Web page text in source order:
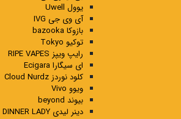
یوول Uwell
آی وی جی IVG
بازوکا bazooka
توکیو Tokyo
رایپ ویپز RIPE VAPES
ای سیگارا Ecigara
کلود نوردز Cloud Nurdz
ویوو Vivo
بیوند beyond
دینر لیدی DINNER LADY